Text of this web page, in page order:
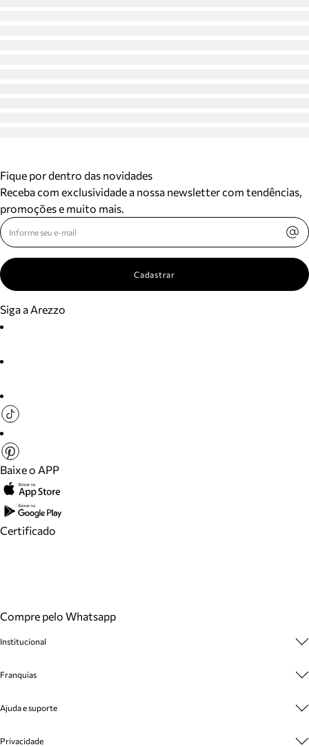
Fique por dentro das novidades
Receba com exclusividade a nossa newsletter com tendências,
promoções e muito mais.
Cadastrar
Siga a Arezzo
Baixe o APP
Certificado
Compre pelo Whatsapp
Institucional
Cashback
Venda Corporativa
Franquias
Plano de Negócio
Ajuda e suporte
Privacidade